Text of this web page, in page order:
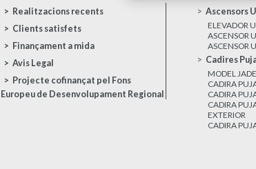
Realitzacions recents
Clients satisfets
Finançament a mida
Avis Legal
Projecte cofinançat pel Fons
Europeu de Desenvolupament Regional
Ascensors
ELEVADOR
ASCENSOR
ASCENSOR
Cadires
MODEL JADE
CADIRA
CADIRA
CADIRA
EXTERIOR
CADIRA